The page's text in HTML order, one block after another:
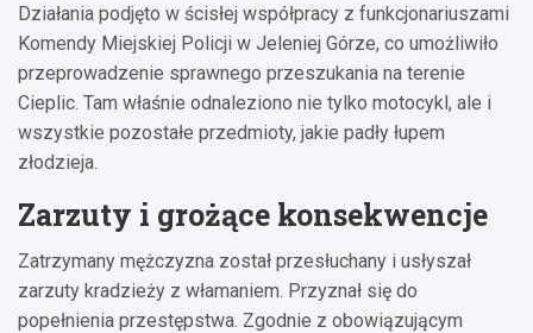
Działania podjęto w ścisłej współpracy z funkcjonariuszami
Komendy Miejskiej Policji w Jeleniej Górze, co umożliwiło
przeprowadzenie sprawnego przeszukania na terenie
Cieplic. Tam właśnie odnaleziono nie tylko motocykl, ale i
wszystkie pozostałe przedmioty, jakie padły łupem
złodzieja.
Zarzuty i grożące konsekwencje
Zatrzymany mężczyzna został przesłuchany i usłyszał
zarzuty kradzieży z włamaniem. Przyznał się do
popełnienia przestępstwa. Zgodnie z obowiązującym